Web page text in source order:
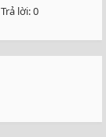
Trả lời: 0